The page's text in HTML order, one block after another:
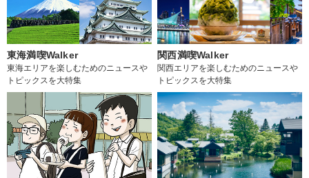
東海満喫Walker
東海エリアを楽しむためのニュースや
トピックスを大特集
関西満喫Walker
関西エリアを楽しむためのニュースや
トピックスを大特集